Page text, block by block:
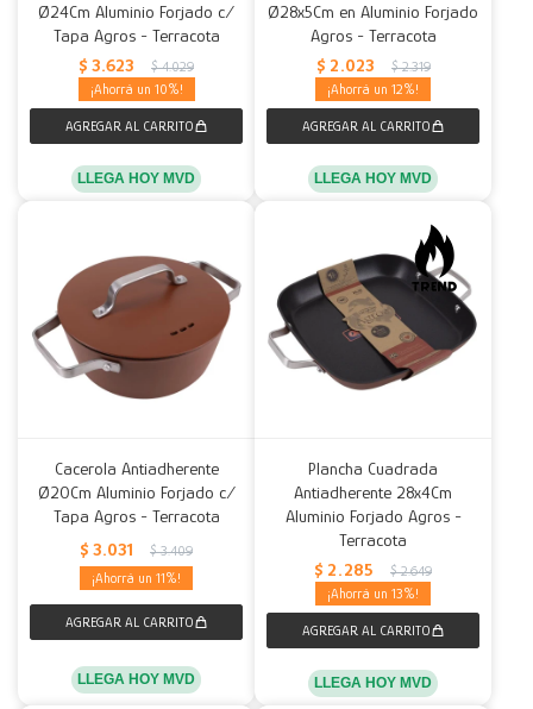
Ø24Cm Aluminio Forjado c/
Tapa Agros - Terracota
$ 3.623 $ 4.029
10
LLEGA HOY MVD
Ø28x5Cm en Aluminio Forjado
Agros - Terracota
$ 2.023 $ 2.319
12
LLEGA HOY MVD
Cacerola Antiadherente
Ø20Cm Aluminio Forjado c/
Tapa Agros - Terracota
$ 3.031 $ 3.409
11
LLEGA HOY MVD
Plancha Cuadrada
Antiadherente 28x4Cm
Aluminio Forjado Agros -
Terracota
$ 2.285 $ 2.649
13
LLEGA HOY MVD